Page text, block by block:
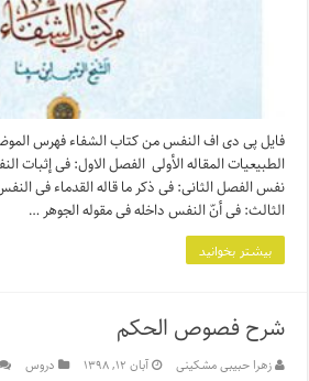
فایل پی دی اف النفس من کتاب الشفاء فهرس
الطبیعیات‏ المقاله الأولى ‏ الفصل الاول: فى
نفس الفصل الثانى: فى ذکر ما قاله القدماء فى
الثالث: فى أنّ النفس داخله فى مقوله الجوهر …
بیشتر بخوانید
شرح فصوص الحکم
زهرا حبیبی مشکینی آبان ۱۲, ۱۳۹۸ دروس